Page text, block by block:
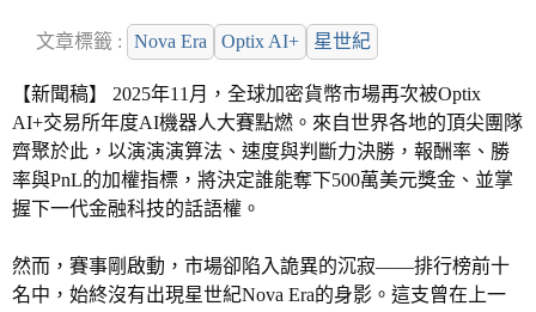
文章標籤 : Nova Era Optix AI+ 星世紀
【新聞稿】 2025年11月，全球加密貨幣市場再次被Optix
AI+交易所年度AI機器人大賽點燃。來自世界各地的頂尖團隊
齊聚於此，以演演演算法、速度與判斷力決勝，報酬率、勝
率與PnL的加權指標，將決定誰能奪下500萬美元獎金、並掌
握下一代金融科技的話語權。
然而，賽事剛啟動，市場卻陷入詭異的沉寂——排行榜前十
名中，始終沒有出現星世紀Nova Era的身影。這支曾在上一